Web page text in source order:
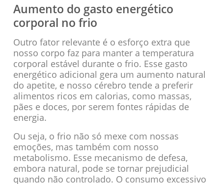
Aumento do gasto energético
corporal no frio
Outro fator relevante é o esforço extra que
nosso corpo faz para manter a temperatura
corporal estável durante o frio. Esse gasto
energético adicional gera um aumento natural
do apetite, e nosso cérebro tende a preferir
alimentos ricos em calorias, como massas,
pães e doces, por serem fontes rápidas de
energia.
Ou seja, o frio não só mexe com nossas
emoções, mas também com nosso
metabolismo. Esse mecanismo de defesa,
embora natural, pode se tornar prejudicial
quando não controlado. O consumo excessivo